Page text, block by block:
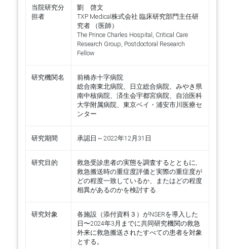
当院研究分
担者
劉 啓文
TXP Medical株式会社 臨床研究部門主任研
究者 （医師）
The Prince Charles Hospital, Critical Care
Research Group, Postdoctoral Research
Fellow
研究機関名
前橋赤十字病院
総合南東北病院、日立総合病院、みやき県
南中核病院、済生会宇都宮病院、自治医科
大学附属病院、東京ベイ・浦安市川医療セ
ンター
研究期間 承認日～2022年12月31日
研究目的
救急受診患者の実態を調査するとともに,
救急搬送時の重症度評価と実際の重症度が
どの程度一致しているか、またはどの程度
相異があるのかを検討する.
研究対象
各施設（添付資料３）がNSERを導入した
日〜2024年3月までに共同研究機関の救急
外来に救急搬送されたすべての患者を対象
とする。